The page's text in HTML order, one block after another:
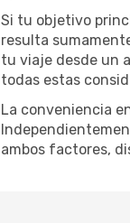
Si tu objetivo
resulta
tu viaje desde un
todas estas
La conveniencia
ambos factores,